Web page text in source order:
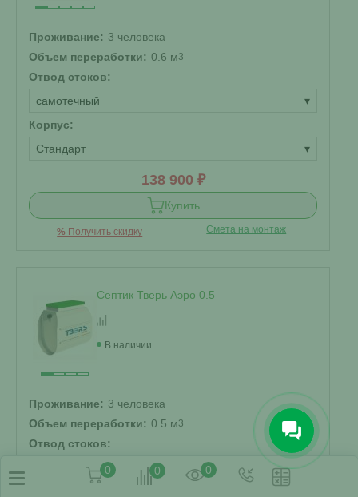
Проживание: 3 человека
Объем переработки: 0.6 м3
Отвод стоков:
самотечный
▾
Корпус:
Стандарт
▾
138 900 ₽
Купить
% Получить скидку Смета на монтаж
Септик Тверь Аэро 0.5
В наличии
Проживание: 3 человека
Объем переработки: 0.5 м3
Отвод стоков:
Самотечный
▾
0 0 0